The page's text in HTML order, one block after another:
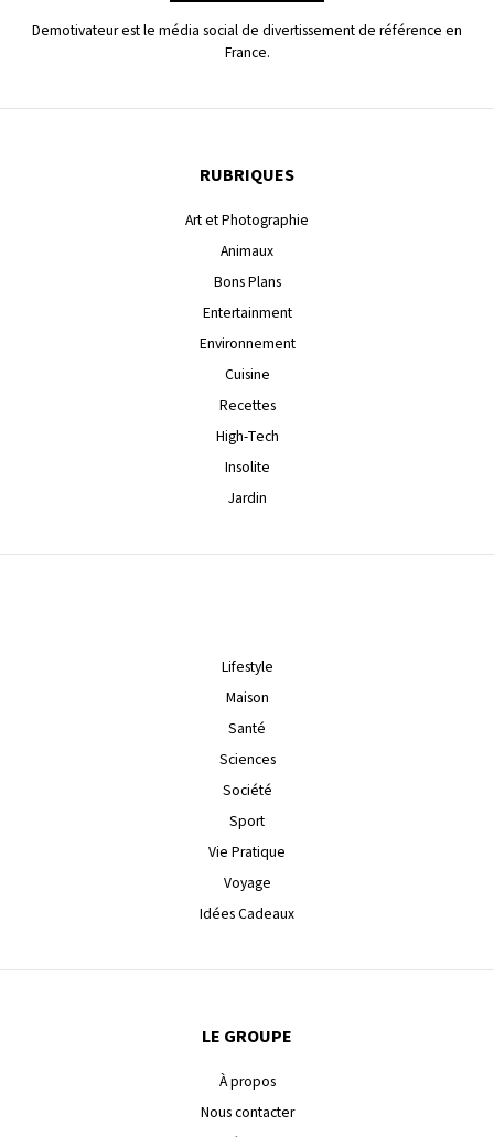
Demotivateur est le média social de divertissement de référence en
France.
RUBRIQUES
Art et Photographie
Animaux
Bons Plans
Entertainment
Environnement
Cuisine
Recettes
High-Tech
Insolite
Jardin
Lifestyle
Maison
Santé
Sciences
Société
Sport
Vie Pratique
Voyage
Idées Cadeaux
LE GROUPE
À propos
Nous contacter